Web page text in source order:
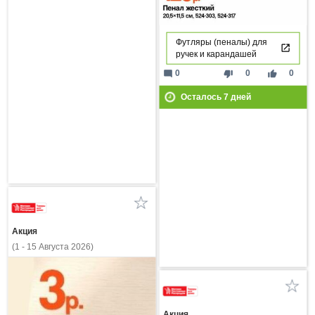
Футляры (пеналы) для
ручек и карандашей
thumb_down 0 thumb_up 0
mode_comment 0
Осталось 7дней
Акция
(1 - 15 Августа 2026)